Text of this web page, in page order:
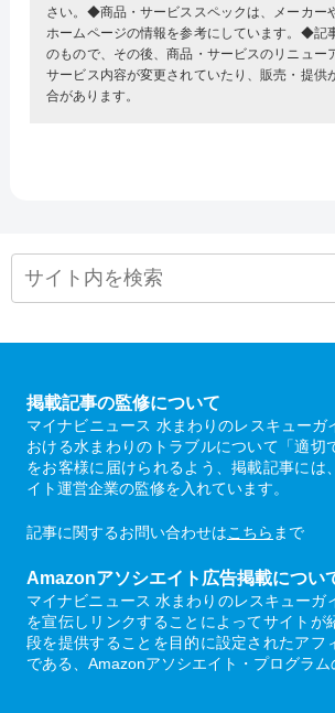
さい。◆商品・サービススペックは、メーカー
ホームページの情報を参考にしています。◆記
のもので、その後、商品・サービスのリニュー
サービス内容が変更されていたり、販売・提供
合があります。
掲載記事の監修について
マイナビニュース 水まわりのレスキューガ
おける水まわりのトラブルについて「適切
をお客様に届けられるよう、掲載記事には
イト運営企業の監修を入れています。
記事に関するお問い合わせはこちら まで
Amazonアソシエイト広告掲載につい
マイナビニュース 水まわりのレスキューガ
を宣伝しリンクすることによってサイトが
段を提供することを目的に設定されたアフ
である、Amazonアソシエイト・プログラム